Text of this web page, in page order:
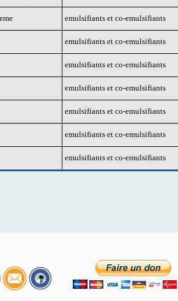
emulsifiants et co-emulsifiants
emulsifiants et co-emulsifiants
emulsifiants et co-emulsifiants
emulsifiants et co-emulsifiants
emulsifiants et co-emulsifiants
emulsifiants et co-emulsifiants
emulsifiants et co-emulsifiants